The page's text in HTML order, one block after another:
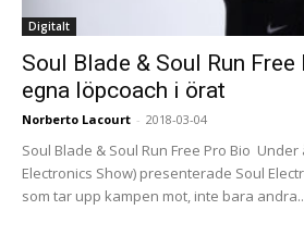
Digitalt
Soul Blade & Soul Run
egna löpcoach i örat
Norberto Lacourt - 2018-03-04
Soul Blade & Soul Run Free Pro Bio Under
Electronics Show) presenterade Soul
som tar upp kampen mot, inte bara